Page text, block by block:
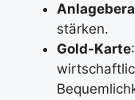
stärken.
Gold-Karte